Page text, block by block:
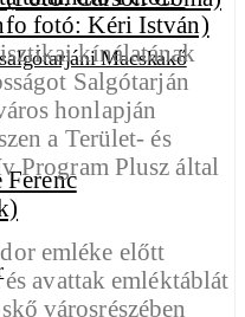
Macskakő
kínálatának
Salgótarján
honlapján
a Terület- és
Program Plusz által